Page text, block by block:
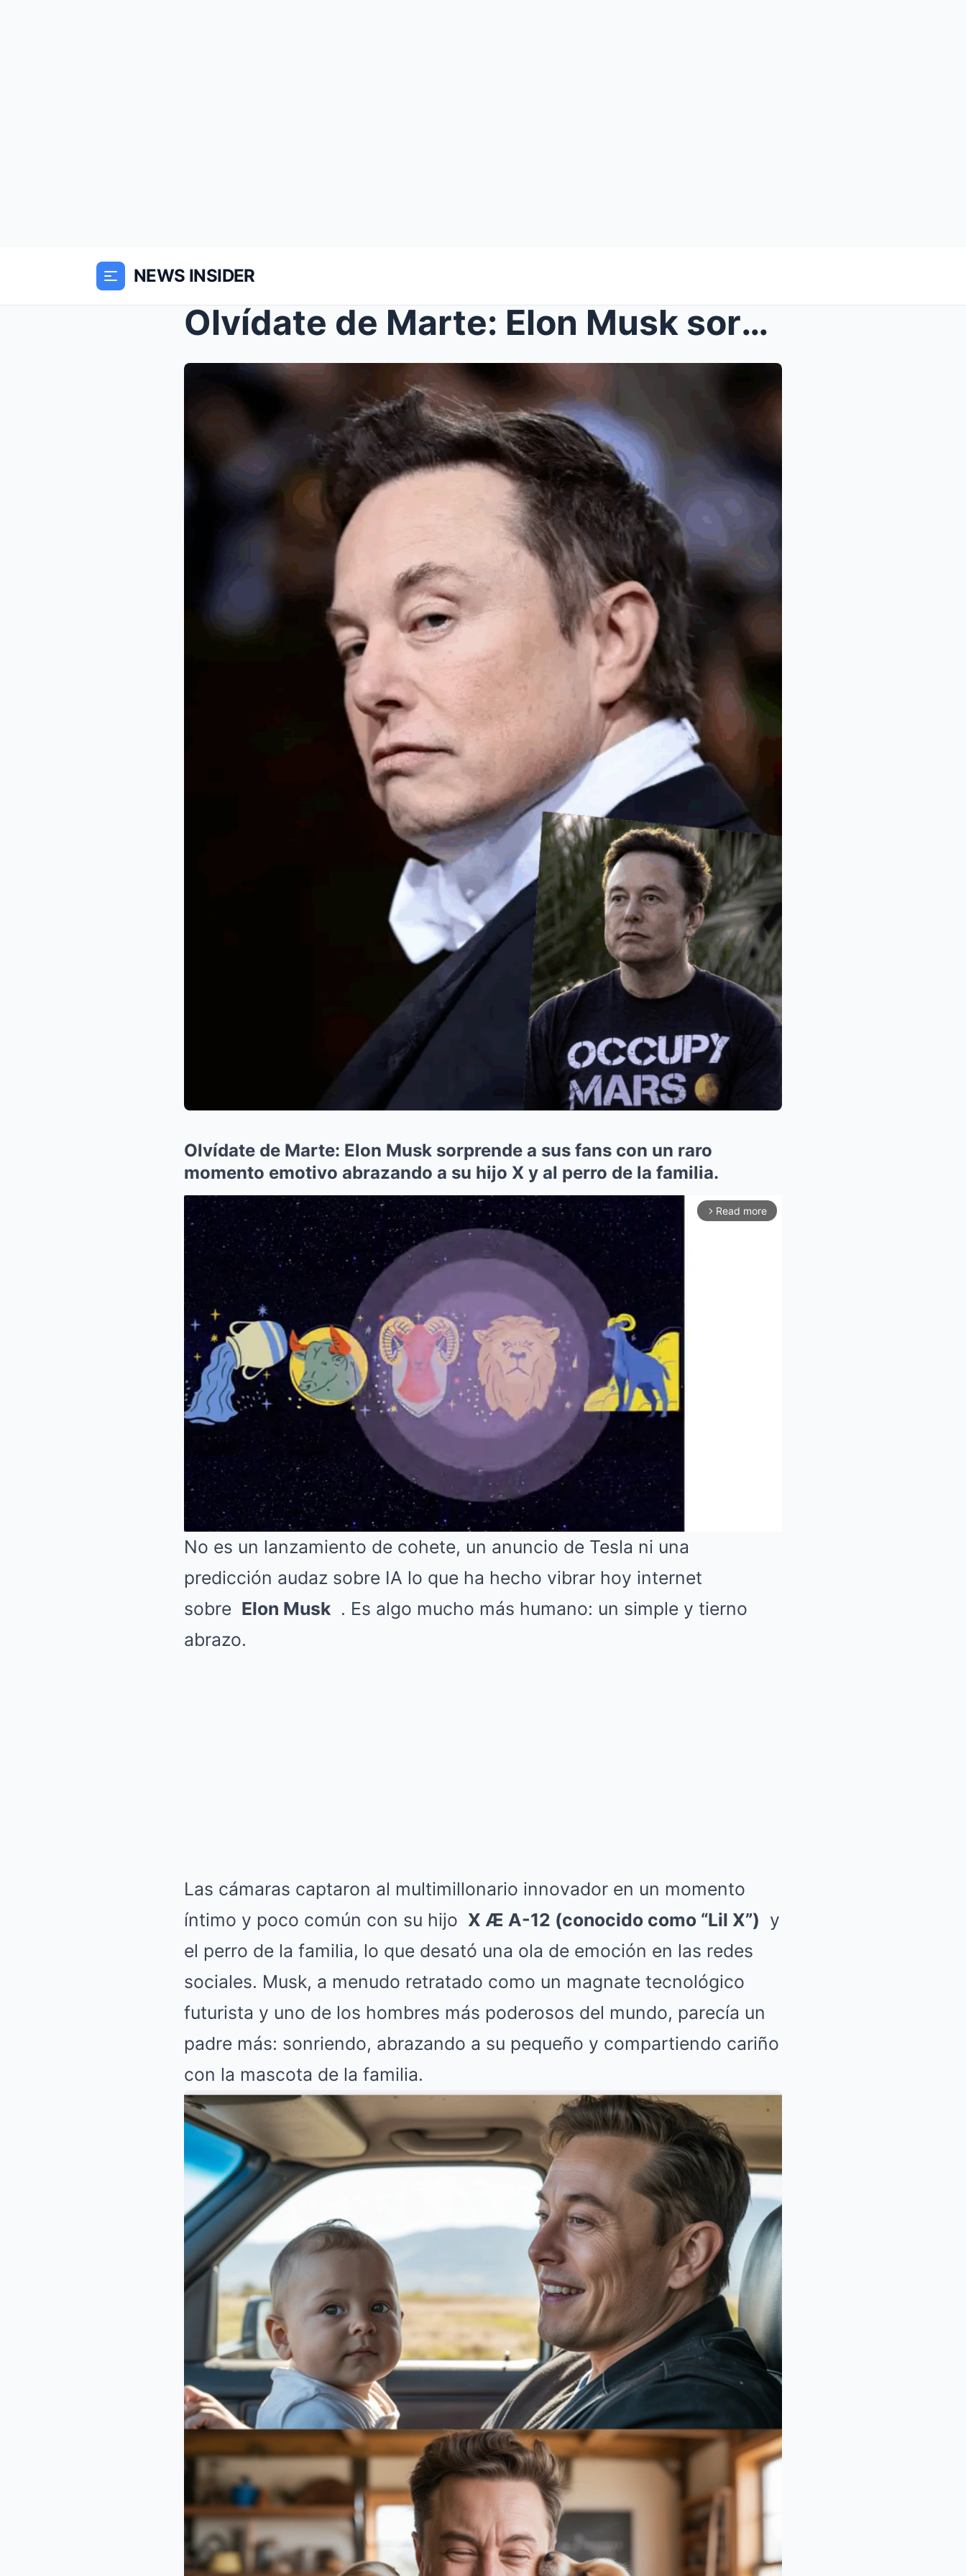
NEWS INSIDER
Olvídate de Marte: Elon Musk sorprende a sus fans ...
Olvídate de Marte: Elon Musk sorprende a sus fans con un raro
momento emotivo abrazando a su hijo X y al perro de la familia.
arrow_forward_ios Read more
No es un lanzamiento de cohete, un anuncio de Tesla ni una
predicción audaz sobre IA lo que ha hecho vibrar hoy internet
sobre Elon Musk . Es algo mucho más humano: un simple y tierno
abrazo.
Las cámaras captaron al multimillonario innovador en un momento
íntimo y poco común con su hijo X Æ A-12 (conocido como “Lil X”) y
el perro de la familia, lo que desató una ola de emoción en las redes
sociales. Musk, a menudo retratado como un magnate tecnológico
futurista y uno de los hombres más poderosos del mundo, parecía un
padre más: sonriendo, abrazando a su pequeño y compartiendo cariño
con la mascota de la familia.